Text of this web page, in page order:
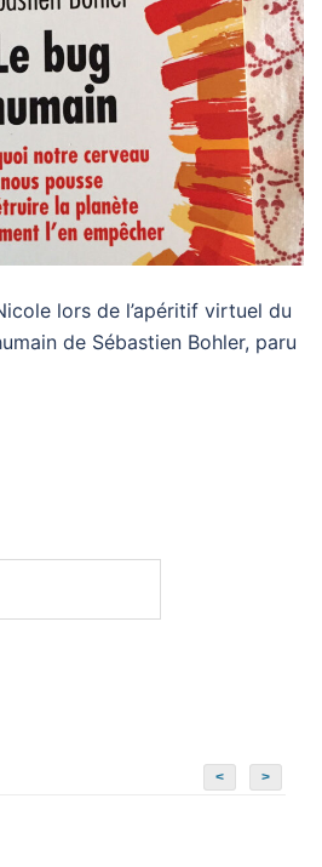
lors de l’apéritif virtuel du
de Sébastien Bohler, paru
< >